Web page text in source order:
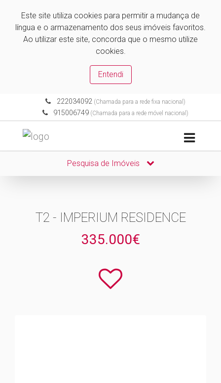
Este site utiliza cookies para permitir a mudança de
língua e o armazenamento dos seus imóveis favoritos.
Ao utilizar este site, concorda que o mesmo utilize
cookies.
Entendi
222034092(Chamada para a rede fixa nacional)
915006749 (Chamada para a rede móvel nacional)
Pesquisa de Imóveis
T2 - IMPERIUM RESIDENCE
335.000€